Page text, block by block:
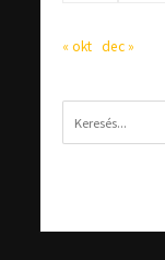
« okt dec »